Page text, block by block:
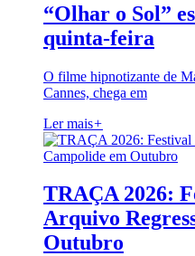
“Olhar o Sol”
quinta-feira
O filme hipnotizante de
Cannes, chega em
Ler mais+
TRAÇA 2026:
Arquivo
Outubro